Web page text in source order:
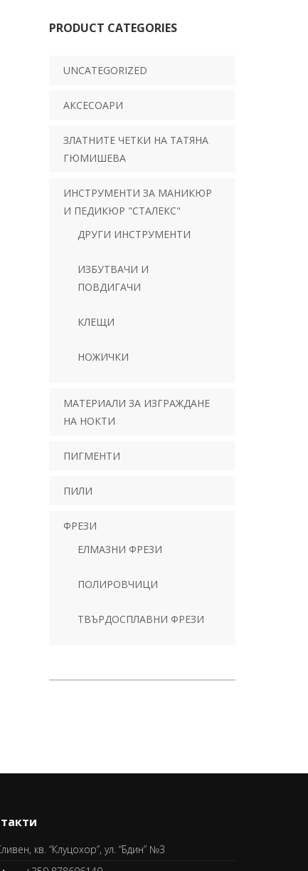
PRODUCT CATEGORIES
UNCATEGORIZED
АКСЕСОАРИ
ЗЛАТНИТЕ ЧЕТКИ НА ТАТЯНА
ГЮМИШЕВА
ИНСТРУМЕНТИ ЗА МАНИКЮР
И ПЕДИКЮР "СТАЛЕКС"
ДРУГИ ИНСТРУМЕНТИ
ИЗБУТВАЧИ И
ПОВДИГАЧИ
КЛЕЩИ
НОЖИЧКИ
МАТЕРИАЛИ ЗА ИЗГРАЖДАНЕ
НА НОКТИ
ПИГМЕНТИ
ПИЛИ
ФРЕЗИ
ЕЛМАЗНИ ФРЕЗИ
ПОЛИРОВЧИЦИ
ТВЪРДОСПЛАВНИ ФРЕЗИ
кв. “Клуцохор”, ул. “Бдин” №3